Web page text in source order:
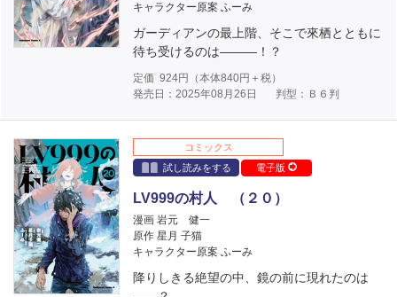
キャラクター原案 ふーみ
ガーディアンの最上階、そこで來栖とともに
待ち受けるのは―――！？
定価 924円（本体840円＋税）
発売日：2025年08月26日
判型：Ｂ６判
コミックス
試し読みをする
電子版
LV999の村人 （２０）
漫画 岩元 健一
原作 星月 子猫
キャラクター原案 ふーみ
降りしきる絶望の中、鏡の前に現れたのは